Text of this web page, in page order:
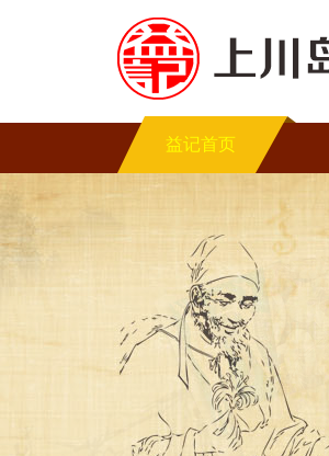
益记首页